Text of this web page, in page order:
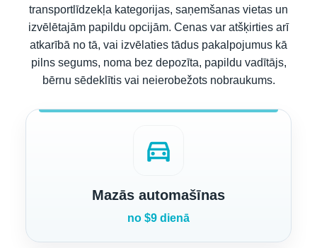
transportlīdzekļa kategorijas, saņemšanas vietas un
izvēlētajām papildu opcijām. Cenas var atšķirties arī
atkarībā no tā, vai izvēlaties tādus pakalpojumus kā
pilns segums, noma bez depozīta, papildu vadītājs,
bērnu sēdeklītis vai neierobežots nobraukums.
directions_car
Mazās automašīnas
no $9 dienā